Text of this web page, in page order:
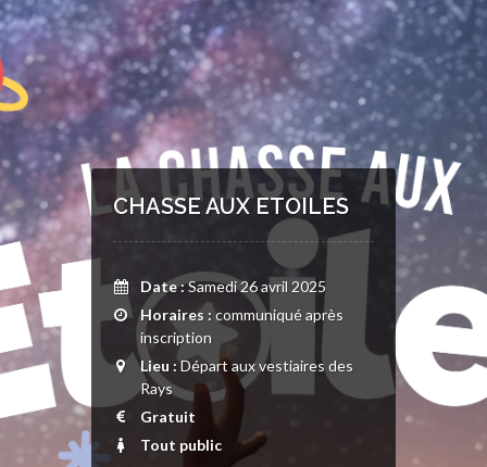
CHASSE AUX ETOILES
Date :Samedi 26 avril 2025
Horaires :communiqué après
inscription
Lieu :Départ aux vestiaires des
Rays
Gratuit
Tout public